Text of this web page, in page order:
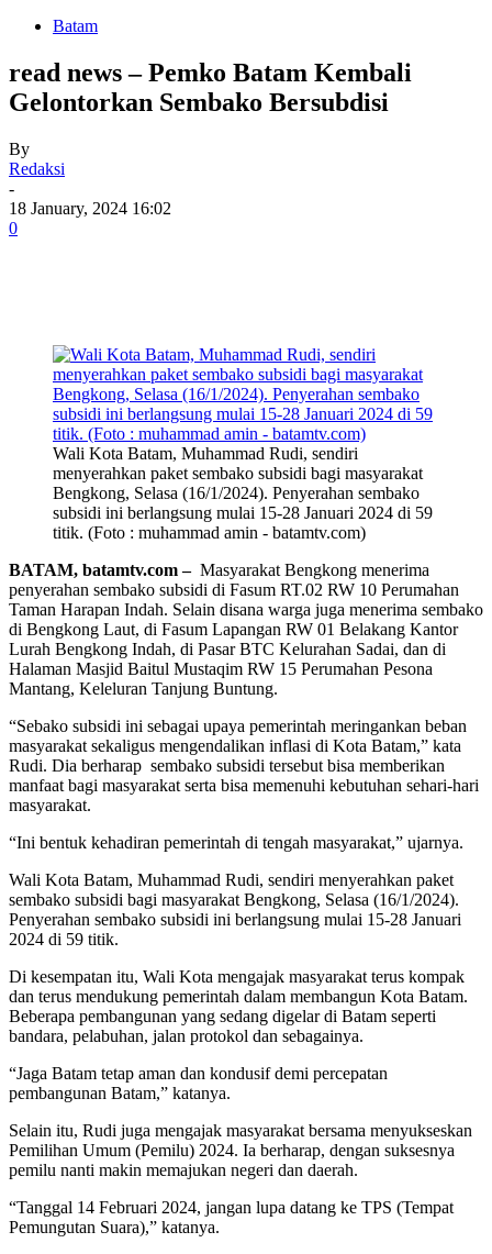
Batam
read news – Pemko Batam Kembali
Gelontorkan Sembako Bersubdisi
By
Redaksi
-
18 January, 2024 16:02
0
Wali Kota Batam, Muhammad Rudi, sendiri
menyerahkan paket sembako subsidi bagi masyarakat
Bengkong, Selasa (16/1/2024). Penyerahan sembako
subsidi ini berlangsung mulai 15-28 Januari 2024 di 59
titik. (Foto : muhammad amin - batamtv.com)
BATAM, batamtv.com –Masyarakat Bengkong menerima
penyerahan sembako subsidi di Fasum RT.02 RW 10 Perumahan
Taman Harapan Indah. Selain disana warga juga menerima sembako
di Bengkong Laut, di Fasum Lapangan RW 01 Belakang Kantor
Lurah Bengkong Indah, di Pasar BTC Kelurahan Sadai, dan di
Halaman Masjid Baitul Mustaqim RW 15 Perumahan Pesona
Mantang, Keleluran Tanjung Buntung.
“Sebako subsidi ini sebagai upaya pemerintah meringankan beban
masyarakat sekaligus mengendalikan inflasi di Kota Batam,” kata
Rudi. Dia berharap sembako subsidi tersebut bisa memberikan
manfaat bagi masyarakat serta bisa memenuhi kebutuhan sehari-hari
masyarakat.
“Ini bentuk kehadiran pemerintah di tengah masyarakat,” ujarnya.
Wali Kota Batam, Muhammad Rudi, sendiri menyerahkan paket
sembako subsidi bagi masyarakat Bengkong, Selasa (16/1/2024).
Penyerahan sembako subsidi ini berlangsung mulai 15-28 Januari
2024 di 59 titik.
Di kesempatan itu, Wali Kota mengajak masyarakat terus kompak
dan terus mendukung pemerintah dalam membangun Kota Batam.
Beberapa pembangunan yang sedang digelar di Batam seperti
bandara, pelabuhan, jalan protokol dan sebagainya.
“Jaga Batam tetap aman dan kondusif demi percepatan
pembangunan Batam,” katanya.
Selain itu, Rudi juga mengajak masyarakat bersama menyukseskan
Pemilihan Umum (Pemilu) 2024. Ia berharap, dengan suksesnya
pemilu nanti makin memajukan negeri dan daerah.
“Tanggal 14 Februari 2024, jangan lupa datang ke TPS (Tempat
Pemungutan Suara),” katanya.